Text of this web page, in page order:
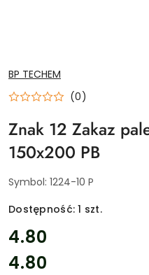
NAZWA
PRODUCENTA:
BP TECHEM
(0)
Znak 12 Zakaz
150x200 PB
Symbol: 1224-10 P
Dostępność:1 szt.
cena:
4.80
Cena:
4.80